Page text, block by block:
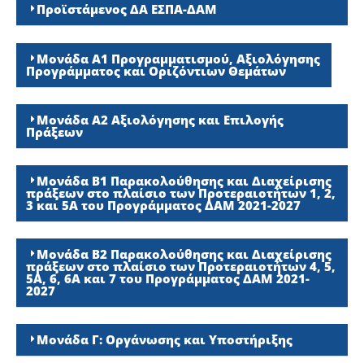
Προϊστάμενος ΔΑ ΕΣΠΑ-ΔΑΜ
Μονάδα Α1 Προγραμματισμού, Αξιολόγησης
Προγράμματος και Οριζόντιων Θεμάτων
Μονάδα Α2 Αξιολόγησης και Επιλογής
Πράξεων
Μονάδα Β1 Παρακολούθησης και Διαχείρισης
πράξεων στο πλαίσιο των Προτεραιοτήτων 1, 2,
3 και 5Α του Προγράμματος ΔΑΜ 2021-2027
Μονάδα Β2 Παρακολούθησης και Διαχείρισης
πράξεων στο πλαίσιο των Προτεραιοτήτων 4, 5,
5Α, 6, 6Α και 7 του Προγράμματος ΔΑΜ 2021-
2027
Μονάδα Γ: Οργάνωσης και Υποστήριξης